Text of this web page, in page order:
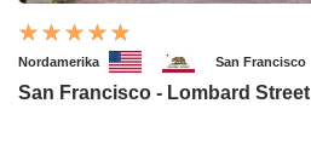
Nordamerika San Francisco
San Francisco - Lombard Street